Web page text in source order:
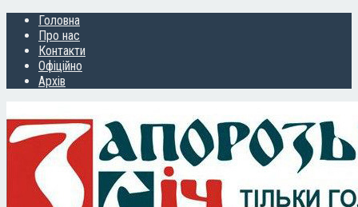
Головна
Про нас
Контакти
Офіційно
Архів